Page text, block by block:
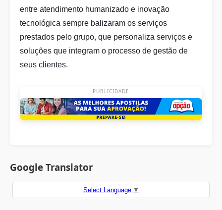
entre atendimento humanizado e inovação
tecnológica sempre balizaram os serviços
prestados pelo grupo, que personaliza serviços e
soluções que integram o processo de gestão de
seus clientes.
PUBLICIDADE
Google Translator
Select Language ▼